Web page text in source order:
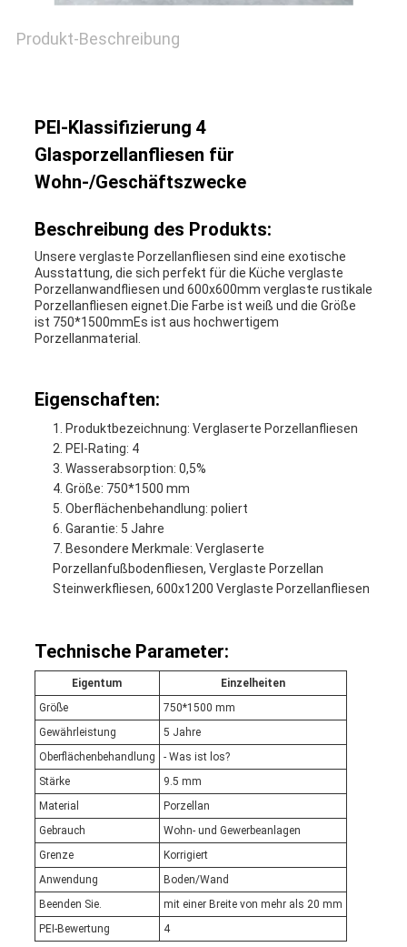
Produkt-Beschreibung
PEI-Klassifizierung 4
Glasporzellanfliesen für
Wohn-/Geschäftszwecke
Beschreibung des Produkts:
Unsere verglaste Porzellanfliesen sind eine exotische
Ausstattung, die sich perfekt für die Küche verglaste
Porzellanwandfliesen und 600x600mm verglaste rustikale
Porzellanfliesen eignet.Die Farbe ist weiß und die Größe
ist 750*1500mmEs ist aus hochwertigem
Porzellanmaterial.
Eigenschaften:
Produktbezeichnung: Verglaserte Porzellanfliesen
PEI-Rating: 4
Wasserabsorption: 0,5%
Größe: 750*1500 mm
Oberflächenbehandlung: poliert
Garantie: 5 Jahre
Besondere Merkmale: Verglaserte
Porzellanfußbodenfliesen, Verglaste Porzellan
Steinwerkfliesen, 600x1200 Verglaste Porzellanfliesen
Technische Parameter:
Eigentum
Einzelheiten
Größe
750*1500 mm
Gewährleistung
5 Jahre
Oberflächenbehandlung
- Was ist los?
Stärke
9.5 mm
Material
Porzellan
Gebrauch
Wohn- und Gewerbeanlagen
Grenze
Korrigiert
Anwendung
Boden/Wand
Beenden Sie.
mit einer Breite von mehr als 20 mm
PEI-Bewertung
4